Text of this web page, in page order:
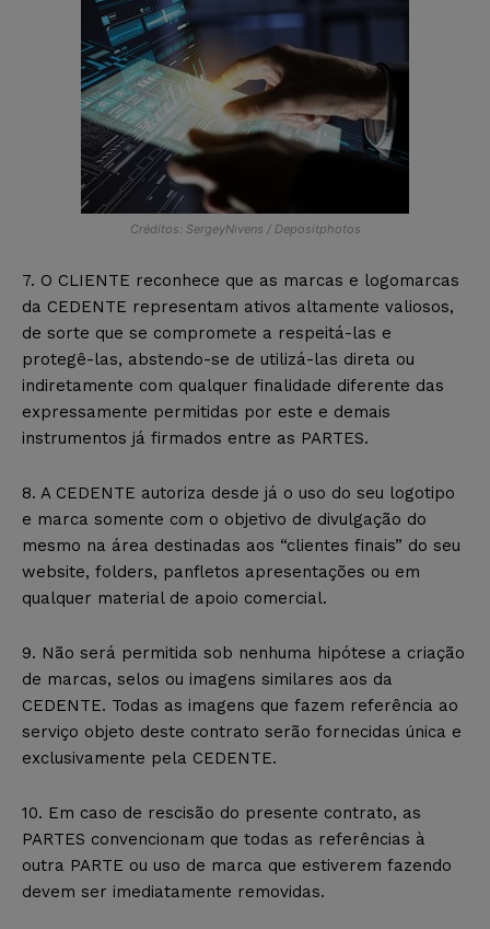
Créditos: SergeyNivens / Depositphotos
7. O CLIENTE reconhece que as marcas e logomarcas
da CEDENTE representam ativos altamente valiosos,
de sorte que se compromete a respeitá-las e
protegê-las, abstendo-se de utilizá-las direta ou
indiretamente com qualquer finalidade diferente das
expressamente permitidas por este e demais
instrumentos já firmados entre as PARTES.
8. A CEDENTE autoriza desde já o uso do seu logotipo
e marca somente com o objetivo de divulgação do
mesmo na área destinadas aos “clientes finais” do seu
website, folders, panfletos apresentações ou em
qualquer material de apoio comercial.
9. Não será permitida sob nenhuma hipótese a criação
de marcas, selos ou imagens similares aos da
CEDENTE. Todas as imagens que fazem referência ao
serviço objeto deste contrato serão fornecidas única e
exclusivamente pela CEDENTE.
10. Em caso de rescisão do presente contrato, as
PARTES convencionam que todas as referências à
outra PARTE ou uso de marca que estiverem fazendo
devem ser imediatamente removidas.